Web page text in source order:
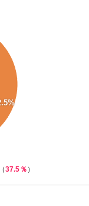
37.5％ ）